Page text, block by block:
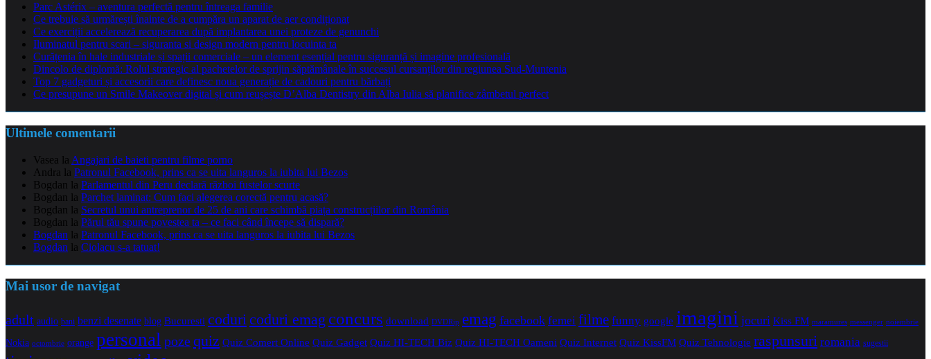
Parc Astérix – aventura perfectă pentru întreaga familie
Ce trebuie să urmărești înainte de a cumpăra un aparat de aer condiționat
Ce exerciții accelerează recuperarea după implantarea unei proteze de genunchi
Iluminatul pentru scari – siguranta si design modern pentru locuinta ta
Curățenia în hale industriale și spații comerciale – un element esențial pentru siguranță și imagine profesională
Dincolo de diplomă: Rolul strategic al pachetelor de sprijin săptămânale în succesul cursanților din regiunea Sud-Muntenia
Top 7 gadgeturi și accesorii care definesc noua generație de cadouri pentru bărbați
Ce presupune un Smile Makeover digital și cum reușește D’Alba Dentistry din Alba Iulia să planifice zâmbetul perfect
Ultimele comentarii
Vasea la Angajari de baieti pentru filme porno
Andra la Patronul Facebook, prins ca se uita languros la iubita lui Bezos
Bogdan la Parlamentul din Peru declară război fustelor scurte
Bogdan la Parchet laminat: Cum faci alegerea corectă pentru acasă?
Bogdan la Secretul unui antreprenor de 25 de ani care schimbă piața construcțiilor din România
Bogdan la Părul tău spune povestea ta – ce faci când începe să dispară?
Bogdan la Patronul Facebook, prins ca se uita languros la iubita lui Bezos
Bogdan la Ciolacu s-a tatuat!
Mai usor de navigat
adult audio bani benzi desenate blog Bucuresti coduricoduri emag concurs download DVDRip emag facebook femei filme funny google imagini jocuri Kiss FM maramures messenger noiembrie
Nokia octombrie orange personal pozequiz Quiz Comert Online Quiz Gadget Quiz HI-TECH Biz Quiz HI-TECH Oameni Quiz Internet Quiz KissFM Quiz Tehnologie raspunsuri romania sugestii